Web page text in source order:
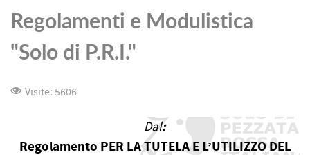
Regolamenti e Modulistica
"Solo di P.R.I."
Visite: 5606
Dal:
Regolamento PER LA TUTELA E L’UTILIZZO DEL